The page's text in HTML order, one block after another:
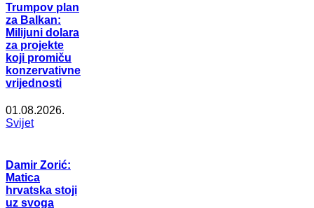
Trumpov plan
za Balkan:
Milijuni dolara
za projekte
koji promiču
konzervativne
vrijednosti
01.08.2026.
Svijet
Damir Zorić:
Matica
hrvatska stoji
uz svoga